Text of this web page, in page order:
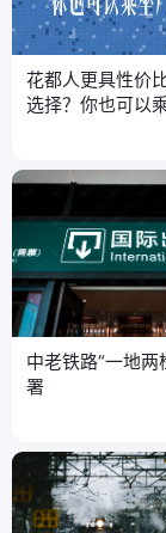
花都人更具性价
选择？你也可以
中老铁路“一地两
署